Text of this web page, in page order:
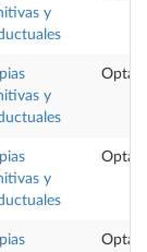
y
y
y